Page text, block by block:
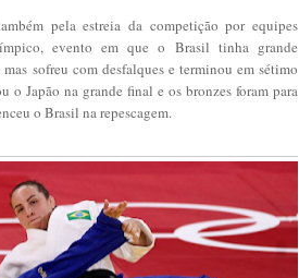
pela estreia da competição por equipes
evento em que o Brasil tinha grande
sofreu com desfalques e terminou em sétimo
o Japão na grande final e os bronzes foram para
o Brasil na repescagem.